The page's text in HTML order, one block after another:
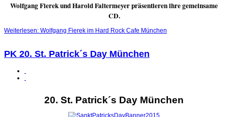
Wolfgang Fierek und Harold Faltermeyer präsentieren ihre gemeinsame
CD.
Weiterlesen: Wolfgang Fierek im Hard Rock Cafe München
PK 20. St. Patrick´s Day München
20. St. Patrick´s Day München